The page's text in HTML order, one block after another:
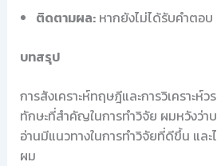
ติดตามผล:หากยังไม่ได้รับคำตอ
บทสรุป
การสังเคราะห์ทฤษฎีและการวิเคราะห์
ทักษะที่สำคัญในการทำวิจัย ผมหวังว่
อ่านมีแนวทางในการทำวิจัยที่ดีขึ้น แล
ผม